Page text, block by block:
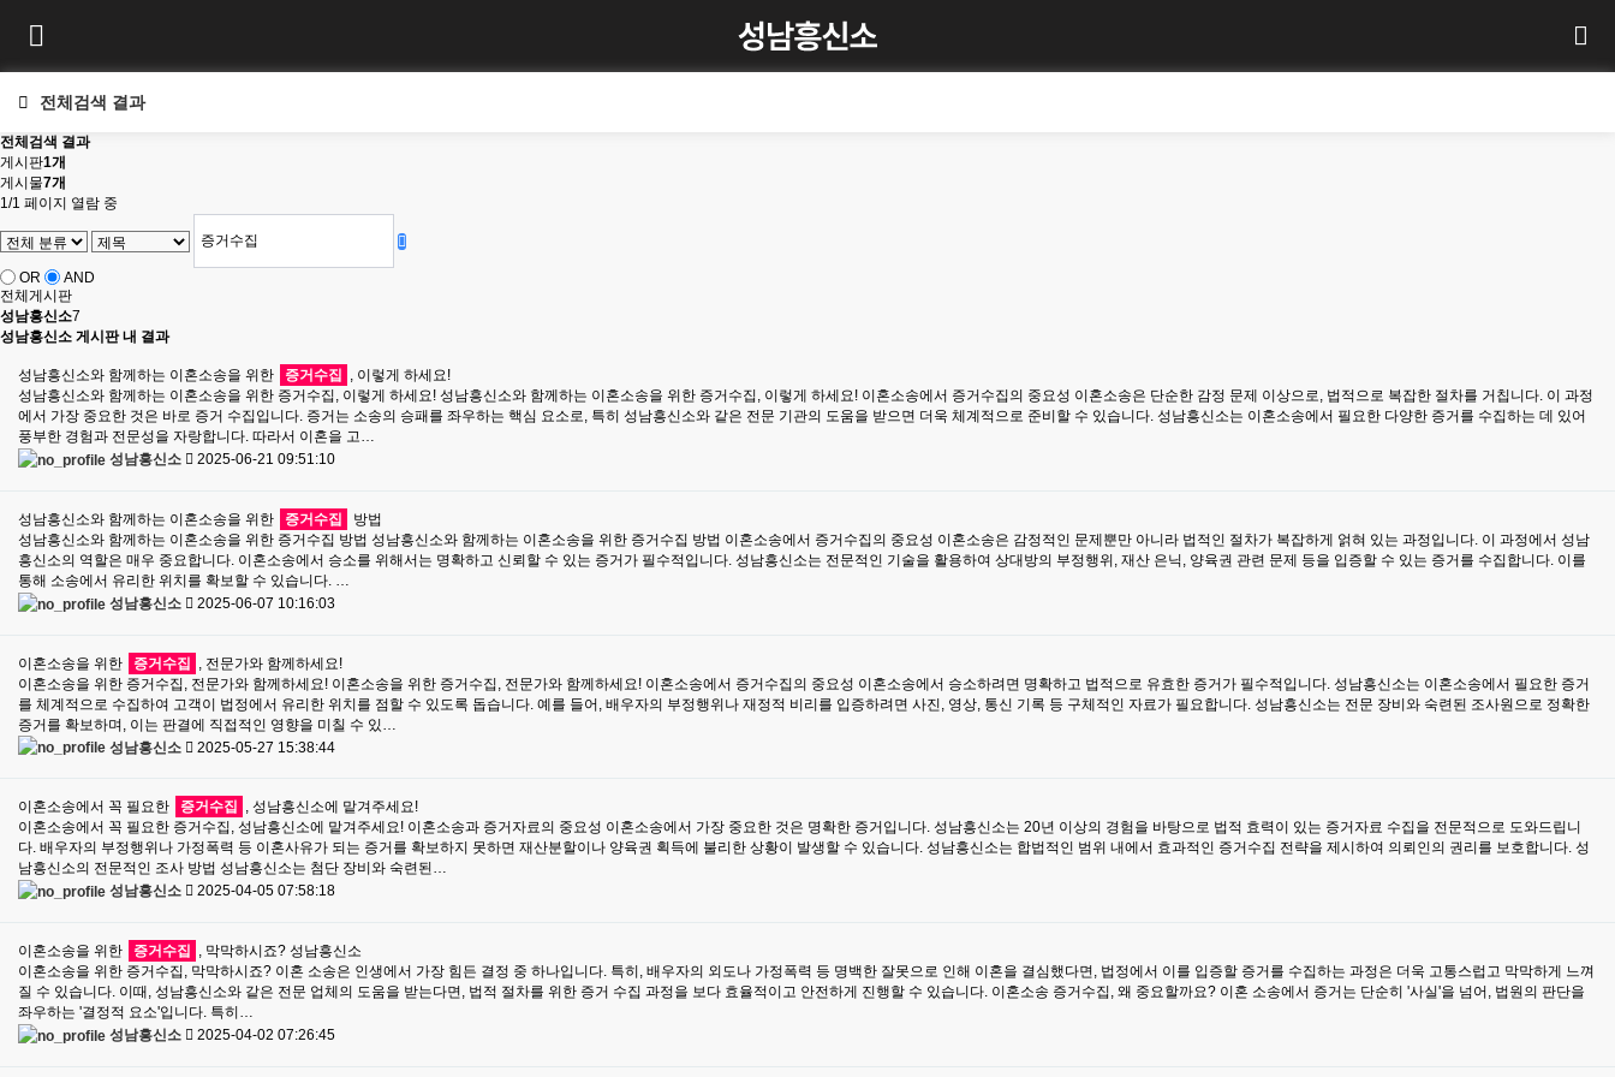
전체검색 결과
전체검색 결과
게시판1개
게시물7개
1/1 페이지 열람 중
OR
AND
전체게시판
성남흥신소7
성남흥신소 게시판 내 결과
성남흥신소와 함께하는 이혼소송을 위한 증거수집 , 이렇게 하세요!
성남흥신소와 함께하는 이혼소송을 위한 증거수집, 이렇게 하세요! 성남흥신소와 함께하는 이혼소송을 위한 증거수집, 이렇게 하세요! 이혼소송에서 증거수집의 중요성 이혼소송은 단순한 감정 문제 이상으로, 법적으로 복잡한 절차를 거칩니다. 이 과정
에서 가장 중요한 것은 바로 증거 수집입니다. 증거는 소송의 승패를 좌우하는 핵심 요소로, 특히 성남흥신소와 같은 전문 기관의 도움을 받으면 더욱 체계적으로 준비할 수 있습니다. 성남흥신소는 이혼소송에서 필요한 다양한 증거를 수집하는 데 있어
풍부한 경험과 전문성을 자랑합니다. 따라서 이혼을 고…
성남흥신소
2025-06-21 09:51:10
성남흥신소와 함께하는 이혼소송을 위한 증거수집
방법
성남흥신소와 함께하는 이혼소송을 위한 증거수집 방법 성남흥신소와 함께하는 이혼소송을 위한 증거수집 방법 이혼소송에서 증거수집의 중요성 이혼소송은 감정적인 문제뿐만 아니라 법적인 절차가 복잡하게 얽혀 있는 과정입니다. 이 과정에서 성남
흥신소의 역할은 매우 중요합니다. 이혼소송에서 승소를 위해서는 명확하고 신뢰할 수 있는 증거가 필수적입니다. 성남흥신소는 전문적인 기술을 활용하여 상대방의 부정행위, 재산 은닉, 양육권 관련 문제 등을 입증할 수 있는 증거를 수집합니다. 이를
통해 소송에서 유리한 위치를 확보할 수 있습니다. …
성남흥신소
2025-06-07 10:16:03
이혼소송을 위한 증거수집
, 전문가와 함께하세요!
이혼소송을 위한 증거수집, 전문가와 함께하세요! 이혼소송을 위한 증거수집, 전문가와 함께하세요! 이혼소송에서 증거수집의 중요성 이혼소송에서 승소하려면 명확하고 법적으로 유효한 증거가 필수적입니다. 성남흥신소는 이혼소송에서 필요한 증거
를 체계적으로 수집하여 고객이 법정에서 유리한 위치를 점할 수 있도록 돕습니다. 예를 들어, 배우자의 부정행위나 재정적 비리를 입증하려면 사진, 영상, 통신 기록 등 구체적인 자료가 필요합니다. 성남흥신소는 전문 장비와 숙련된 조사원으로 정확한
증거를 확보하며, 이는 판결에 직접적인 영향을 미칠 수 있…
성남흥신소
2025-05-27 15:38:44
이혼소송에서 꼭 필요한 증거수집
, 성남흥신소에 맡겨주세요!
이혼소송에서 꼭 필요한 증거수집, 성남흥신소에 맡겨주세요! 이혼소송과 증거자료의 중요성 이혼소송에서 가장 중요한 것은 명확한 증거입니다. 성남흥신소는 20년 이상의 경험을 바탕으로 법적 효력이 있는 증거자료 수집을 전문적으로 도와드립니
다. 배우자의 부정행위나 가정폭력 등 이혼사유가 되는 증거를 확보하지 못하면 재산분할이나 양육권 획득에 불리한 상황이 발생할 수 있습니다. 성남흥신소는 합법적인 범위 내에서 효과적인 증거수집 전략을 제시하여 의뢰인의 권리를 보호합니다. 성
남흥신소의 전문적인 조사 방법 성남흥신소는 첨단 장비와 숙련된…
성남흥신소
2025-04-05 07:58:18
이혼소송을 위한 증거수집
, 막막하시죠? 성남흥신소
이혼소송을 위한 증거수집, 막막하시죠? 이혼 소송은 인생에서 가장 힘든 결정 중 하나입니다. 특히, 배우자의 외도나 가정폭력 등 명백한 잘못으로 인해 이혼을 결심했다면, 법정에서 이를 입증할 증거를 수집하는 과정은 더욱 고통스럽고 막막하게 느껴
질 수 있습니다. 이때, 성남흥신소와 같은 전문 업체의 도움을 받는다면, 법적 절차를 위한 증거 수집 과정을 보다 효율적이고 안전하게 진행할 수 있습니다. 이혼소송 증거수집, 왜 중요할까요? 이혼 소송에서 증거는 단순히 '사실'을 넘어, 법원의 판단을
좌우하는 '결정적 요소'입니다. 특히…
성남흥신소
2025-04-02 07:26:45